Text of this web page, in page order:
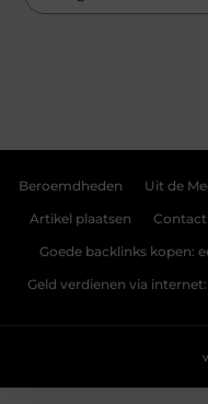
Beroemdheden Uit de
Artikel plaatsen Contact
Goede backlinks kopen:
Geld verdienen via